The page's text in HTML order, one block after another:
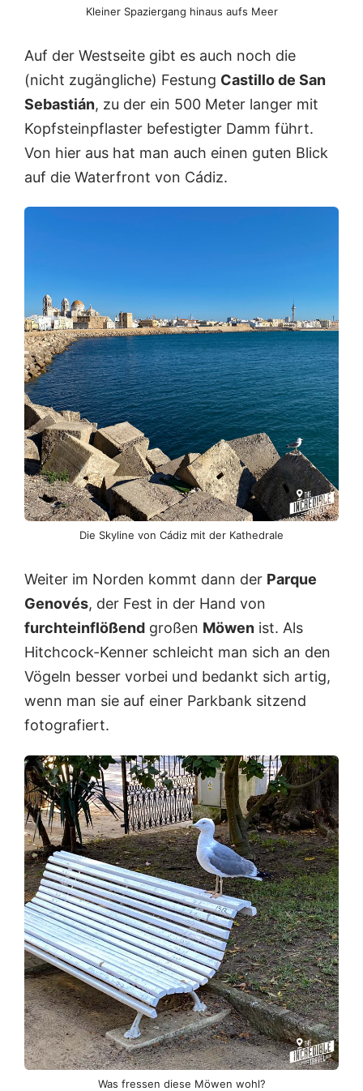
Kleiner Spaziergang hinaus aufs Meer
Auf der Westseite gibt es auch noch die
(nicht zugängliche) Festung Castillo de San
Sebastián, zu der ein 500 Meter langer mit
Kopfsteinpflaster befestigter Damm führt.
Von hier aus hat man auch einen guten Blick
auf die Waterfront von Cádiz.
Die Skyline von Cádiz mit der Kathedrale
Weiter im Norden kommt dann der Parque
Genovés, der Fest in der Hand von
furchteinflößend großen Möwen ist. Als
Hitchcock-Kenner schleicht man sich an den
Vögeln besser vorbei und bedankt sich artig,
wenn man sie auf einer Parkbank sitzend
fotografiert.
Was fressen diese Möwen wohl?